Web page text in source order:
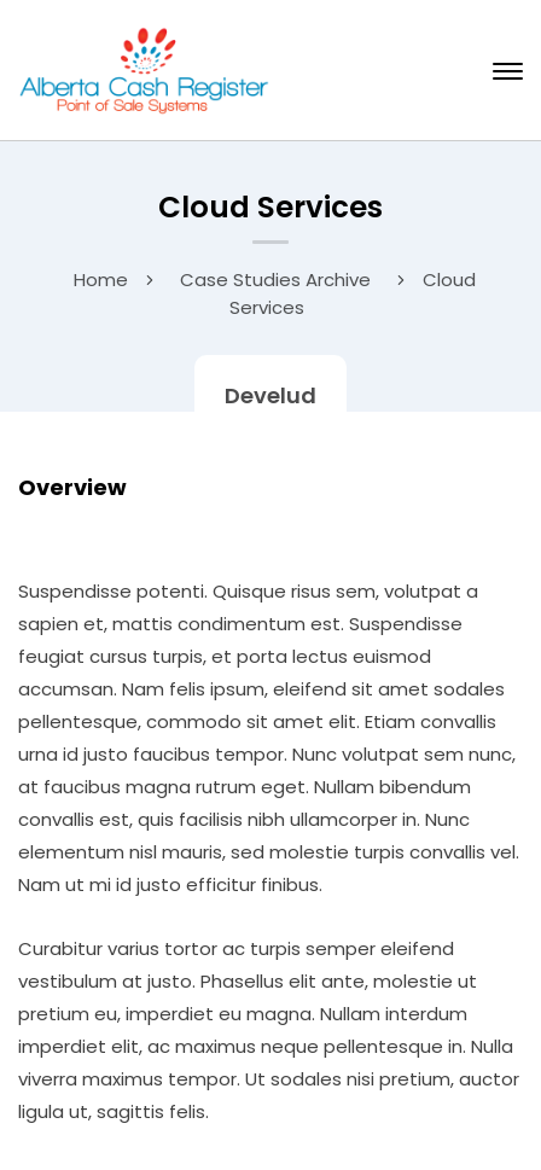
Cloud Services
Home Case Studies Archive
Cloud
Services
Develud
Overview
Suspendisse potenti. Quisque risus sem, volutpat a
sapien et, mattis condimentum est. Suspendisse
feugiat cursus turpis, et porta lectus euismod
accumsan. Nam felis ipsum, eleifend sit amet sodales
pellentesque, commodo sit amet elit. Etiam convallis
urna id justo faucibus tempor. Nunc volutpat sem nunc,
at faucibus magna rutrum eget. Nullam bibendum
convallis est, quis facilisis nibh ullamcorper in. Nunc
elementum nisl mauris, sed molestie turpis convallis vel.
Nam ut mi id justo efficitur finibus.
Curabitur varius tortor ac turpis semper eleifend
vestibulum at justo. Phasellus elit ante, molestie ut
pretium eu, imperdiet eu magna. Nullam interdum
imperdiet elit, ac maximus neque pellentesque in. Nulla
viverra maximus tempor. Ut sodales nisi pretium, auctor
ligula ut, sagittis felis.